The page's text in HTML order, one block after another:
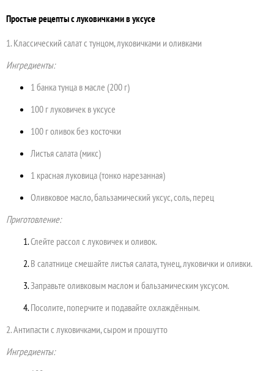
Простые рецепты с луковичками в уксусе
1. Классический салат с тунцом, луковичками и оливками
Ингредиенты:
1 банка тунца в масле (200 г)
100 г луковичек в уксусе
100 г оливок без косточки
Листья салата (микс)
1 красная луковица (тонко нарезанная)
Оливковое масло, бальзамический уксус, соль, перец
Приготовление:
Слейте рассол с луковичек и оливок.
В салатнице смешайте листья салата, тунец, луковички и оливки.
Заправьте оливковым маслом и бальзамическим уксусом.
Посолите, поперчите и подавайте охлаждённым.
2. Антипасти с луковичками, сыром и прошутто
Ингредиенты: